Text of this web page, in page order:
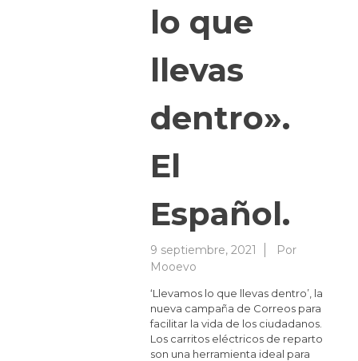
lo que
llevas
dentro».
El
Español.
9 septiembre, 2021
Por
Mooevo
‘Llevamos lo que llevas dentro’, la
nueva campaña de Correos para
facilitar la vida de los ciudadanos.
Los carritos eléctricos de reparto
son una herramienta ideal para